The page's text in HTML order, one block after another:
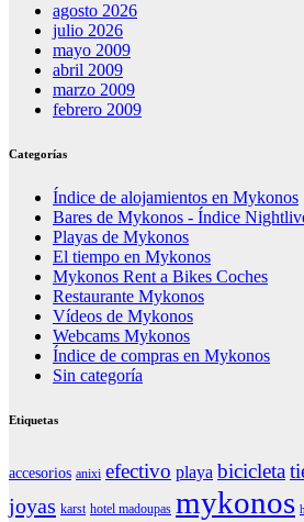
agosto 2026
julio 2026
mayo 2009
abril 2009
marzo 2009
febrero 2009
Categorías
Índice de alojamientos en Mykonos
Bares de Mykonos - Índice
Playas de Mykonos
El tiempo en Mykonos
Mykonos Rent a Bikes Coches
Restaurante Mykonos
Vídeos de Mykonos
Webcams Mykonos
Índice de compras en Mykonos
Sin categoría
Etiquetas
accesorios anixi efectivo playa bicicleta
joyas karst hotel madoupas mykonos